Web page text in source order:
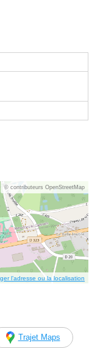
© contributeurs OpenStreetMap
l’adresse ou la localisation
Trajet Maps